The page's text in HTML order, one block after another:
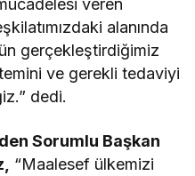
alanında
gerçekleştirdiğimiz
ve gerekli tedaviyi
dedi.
Sorumlu Başkan
“Maalesef ülkemizi